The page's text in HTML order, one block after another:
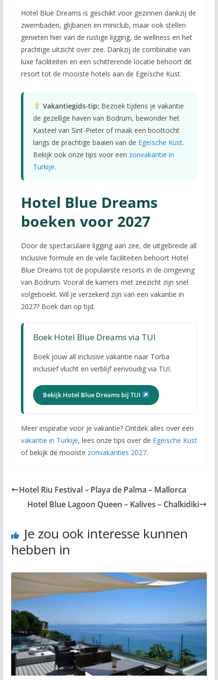
Hotel Blue Dreams is geschikt voor gezinnen dankzij de
zwembaden, glijbanen en miniclub, maar ook stellen
genieten hier van de rustige ligging, de wellness en het
prachtige uitzicht over zee. Dankzij de combinatie van
luxe faciliteiten en een schitterende locatie behoort dit
resort tot de mooiste hotels aan de Egeïsche Kust.
Vakantiegids-tip: Bezoek tijdens je vakantie
de gezellige haven van Bodrum, bewonder het
Kasteel van Sint-Pieter of maak een boottocht
langs de prachtige baaien van de Egeïsche Kust.
Bekijk ook onze tips voor een zonvakantie in
Turkije.
Hotel Blue Dreams
boeken voor 2027
Door de spectaculaire ligging aan zee, de uitgebreide all
inclusive formule en de vele faciliteiten behoort Hotel
Blue Dreams tot de populairste resorts in de omgeving
van Bodrum. Vooral de kamers met zeezicht zijn snel
volgeboekt. Wil je verzekerd zijn van een vakantie in
2027? Boek dan op tijd.
Boek Hotel Blue Dreams via TUI
Boek jouw all inclusive vakantie naar Torba
inclusief vlucht en verblijf eenvoudig via TUI.
Bekijk Hotel Blue Dreams bij TUI
Meer inspiratie voor je vakantie? Ontdek alles over een
vakantie in Turkije, lees onze tips over de Egeïsche Kust
of bekijk de mooiste zonvakanties 2027.
Hotel Riu Festival – Playa de Palma – Mallorca
Hotel Blue Lagoon Queen – Kalives – Chalkidiki
Je zou ook interesse kunnen
hebben in